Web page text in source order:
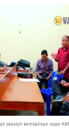
sekolah kembalikan rapor AM